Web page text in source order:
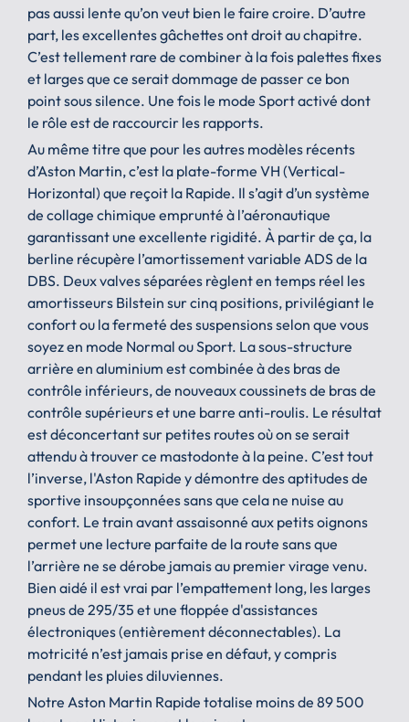
pas aussi lente qu’on veut bien le faire croire. D’autre
part, les excellentes gâchettes ont droit au chapitre.
C’est tellement rare de combiner à la fois palettes fixes
et larges que ce serait dommage de passer ce bon
point sous silence. Une fois le mode Sport activé dont
le rôle est de raccourcir les rapports.
Au même titre que pour les autres modèles récents
d’Aston Martin, c’est la plate-forme VH (Vertical-
Horizontal) que reçoit la Rapide. Il s’agit d’un système
de collage chimique emprunté à l’aéronautique
garantissant une excellente rigidité. À partir de ça, la
berline récupère l’amortissement variable ADS de la
DBS. Deux valves séparées règlent en temps réel les
amortisseurs Bilstein sur cinq positions, privilégiant le
confort ou la fermeté des suspensions selon que vous
soyez en mode Normal ou Sport. La sous-structure
arrière en aluminium est combinée à des bras de
contrôle inférieurs, de nouveaux coussinets de bras de
contrôle supérieurs et une barre anti-roulis. Le résultat
est déconcertant sur petites routes où on se serait
attendu à trouver ce mastodonte à la peine. C’est tout
l’inverse, l'Aston Rapide y démontre des aptitudes de
sportive insoupçonnées sans que cela ne nuise au
confort. Le train avant assaisonné aux petits oignons
permet une lecture parfaite de la route sans que
l’arrière ne se dérobe jamais au premier virage venu.
Bien aidé il est vrai par l’empattement long, les larges
pneus de 295/35 et une floppée d'assistances
électroniques (entièrement déconnectables). La
motricité n’est jamais prise en défaut, y compris
pendant les pluies diluviennes.
Notre Aston Martin Rapide totalise moins de 89 500